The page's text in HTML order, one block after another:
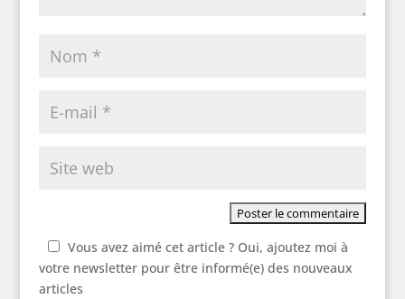
Vous avez aimé cet article ? Oui, ajoutez moi à
votre newsletter pour être informé(e) des nouveaux
articles